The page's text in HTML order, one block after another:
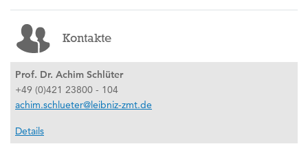
Kontakte
Prof. Dr. Achim Schlüter
+49 (0)421 23800 - 104
achim.schlueter@leibniz-zmt.de
Details